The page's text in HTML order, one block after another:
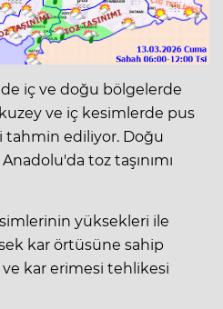
iç ve doğu bölgelerde
ve iç kesimlerde pus
tahmin ediliyor. Doğu
toz taşınımı
yüksekleri ile
kar örtüsüne sahip
kar erimesi tehlikesi